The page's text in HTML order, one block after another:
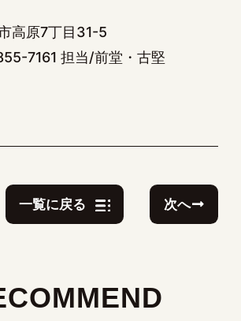
高原7丁目31-5
7161 担当/前堂・古堅
一覧に戻る 次へ